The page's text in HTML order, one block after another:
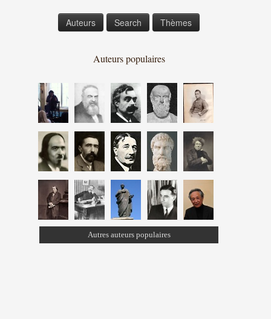
Auteurs Search Thèmes
Auteurs populaires
Autres auteurs populaires